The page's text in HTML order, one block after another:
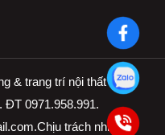
& trang trí nội thất Hòa
ĐT 0971.958.991.
ịu trách nhiệm